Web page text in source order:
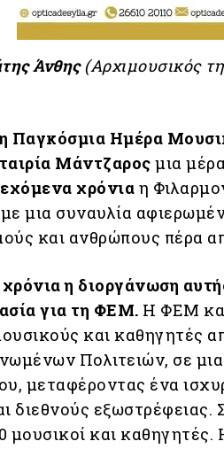
Άνθης(Αρχιμουσικός
Παγκόσμια Ημέρα
Μάντζαροςμια
χρόνια η
μια συναυλία
και ανθρώπους πέρα
η διοργάνωση
για τη ΦΕΜ. Η ΦΕΜ
και καθηγητές
Πολιτειών, σε
μεταφέροντας ένα
διεθνούς εξωστρέφειας.
μουσικοί και καθηγητές.